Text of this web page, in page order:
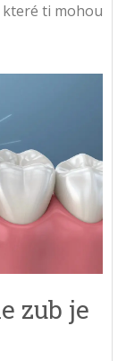
ti mohou
zub je